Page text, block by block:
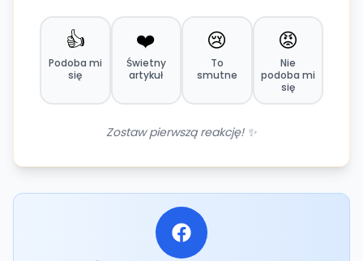
👍
Podoba mi
się
❤️
Świetny
artykuł
😢
To
smutne
😡
Nie
podoba mi
się
Zostaw pierwszą reakcję! ✨